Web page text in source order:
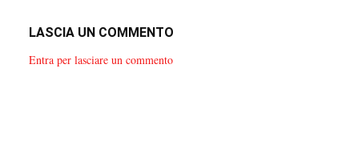
LASCIA UN COMMENTO
Entra per lasciare un commento